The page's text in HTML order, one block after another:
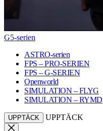
G5-serien
ASTRO-serien
FPS – PRO-SERIEN
FPS – G-SERIEN
Openworld
SIMULATION – FLYG
SIMULATION – RYMD
UPPTÄCK UPPTÄCK